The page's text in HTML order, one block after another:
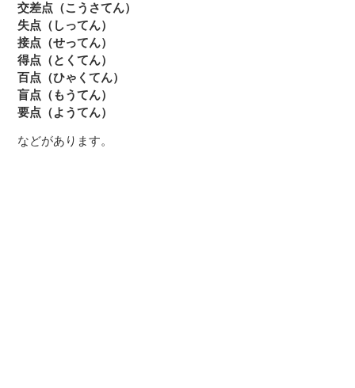
交差点（こうさてん）
失点（しってん）
接点（せってん）
得点（とくてん）
百点（ひゃくてん）
盲点（もうてん）
要点（ようてん）
などがあります。